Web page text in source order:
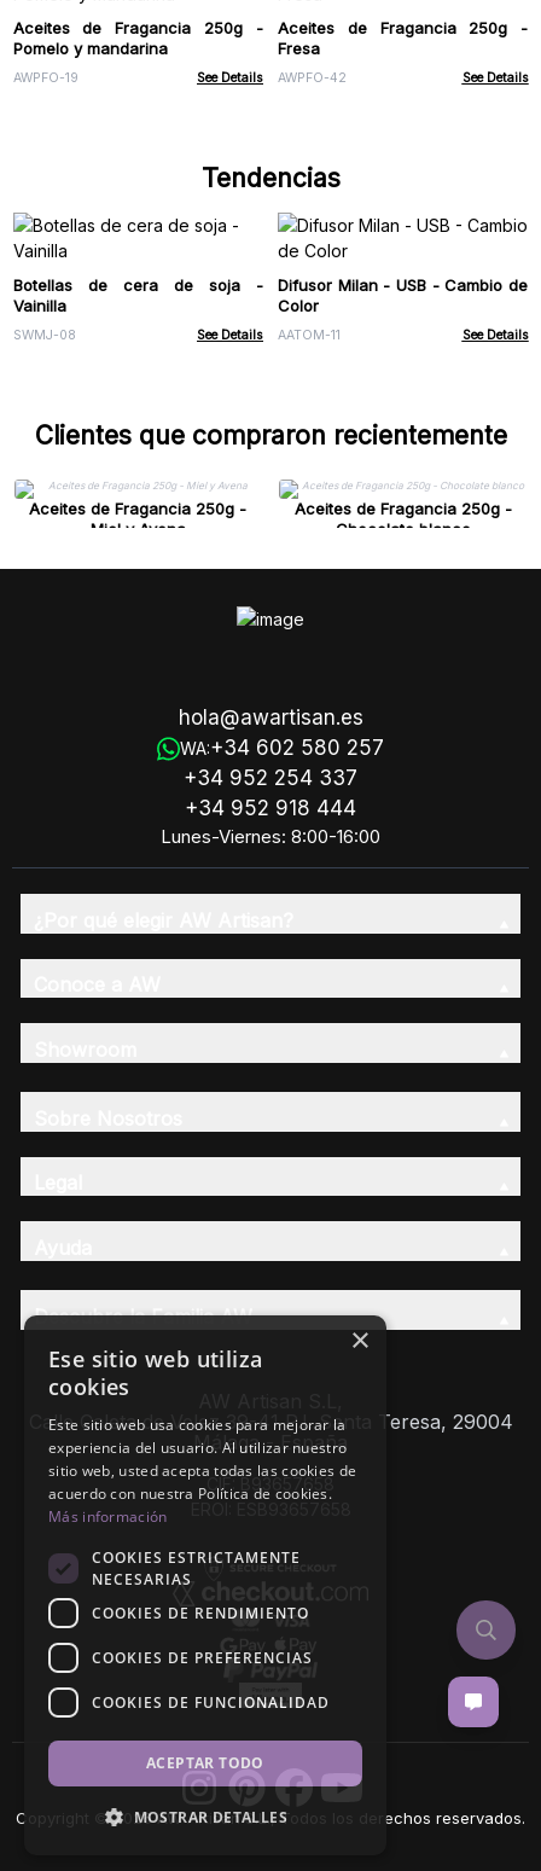
Aceites de Fragancia 250g -
Pomelo y mandarina
AWPFO-19 See Details
Aceites de Fragancia 250g -
Fresa
AWPFO-42 See Details
Tendencias
Botellas de cera de soja -
Vainilla
SWMJ-08 See Details
Difusor Milan - USB - Cambio de
Color
AATOM-11 See Details
Clientes que compraron recientemente
Aceites de Fragancia 250g -
Miel y Avena
Aceites de Fragancia 250g -
Chocolate blanco
hola@awartisan.es
WA:+34 602 580 257
+34 952 254 337
+34 952 918 444
Lunes-Viernes: 8:00-16:00
Descubre la Familia AW
Calle Caleta de Velez 39-41 P.I. Santa Teresa, 29004
Málaga - España
CIF: B93657658
Copyright © 2026 AW Artisan S.L., Todos los derechos reservados.
×
Ese sitio web utiliza
cookies
Este sitio web usa cookies para mejorar la
experiencia del usuario. Al utilizar nuestro
sitio web, usted acepta todas las cookies de
acuerdo con nuestra Política de cookies.
Más información
COOKIES ESTRICTAMENTE
NECESARIAS
COOKIES DE RENDIMIENTO
COOKIES DE PREFERENCIAS
COOKIES DE FUNCIONALIDAD
ACEPTAR TODO
MOSTRAR DETALLES